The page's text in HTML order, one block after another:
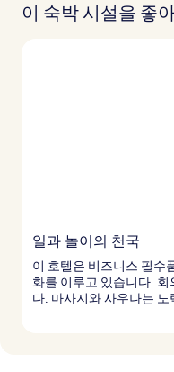
이 숙박 시설을 좋
일과 놀이의 천국
이 호텔은 비즈니스 필수
화를 이루고 있습니다.
다. 마사지와 사우나는 노